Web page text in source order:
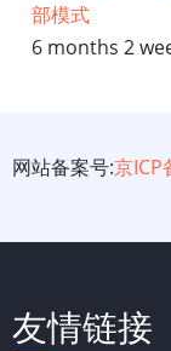
部模式
6 months 2
网站备案号:京ICP
友情链接